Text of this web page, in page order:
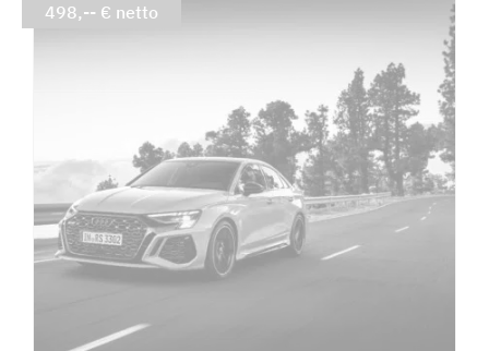
498,-- € netto